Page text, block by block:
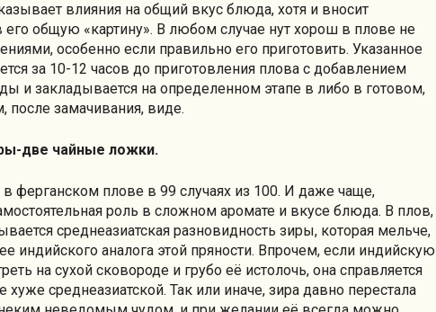
влияния на общий вкус блюда, хотя и вносит
его общую «картину». В любом случае нут хорош в плове не
особенно если правильно его приготовить. Указанное
за 10-12 часов до приготовления плова с добавлением
и закладывается на определенном этапе в либо в готовом,
замачивания, виде.
две чайные ложки.
в ферганском плове в 99 случаях из 100. И даже чаще,
роль в сложном аромате и вкусе блюда. В плов,
среднеазиатская разновидность зиры, которая мельче,
индийского аналога этой пряности. Впрочем, если индийскую
на сухой сковороде и грубо её истолочь, она справляется
среднеазиатской. Так или иначе, зира давно перестала